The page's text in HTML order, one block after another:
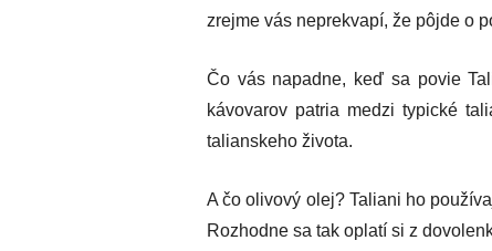
zrejme vás neprekvapí, že pôjde o
Čo vás napadne, keď sa povie
kávovarov patria medzi typické
talianskeho života.
A čo olivový olej? Taliani ho
Rozhodne sa tak oplatí si z